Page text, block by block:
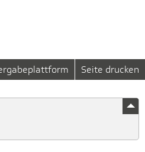
Seite drucken